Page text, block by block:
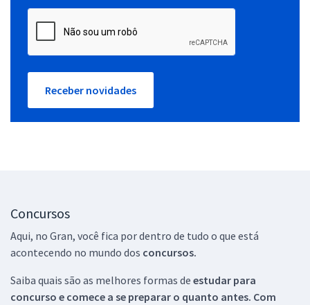
Receber novidades
Concursos
Aqui, no Gran, você fica por dentro de tudo o que está
acontecendo no mundo dos concursos.
Saiba quais são as melhores formas de estudar para
concurso e comece a se preparar o quanto antes. Com